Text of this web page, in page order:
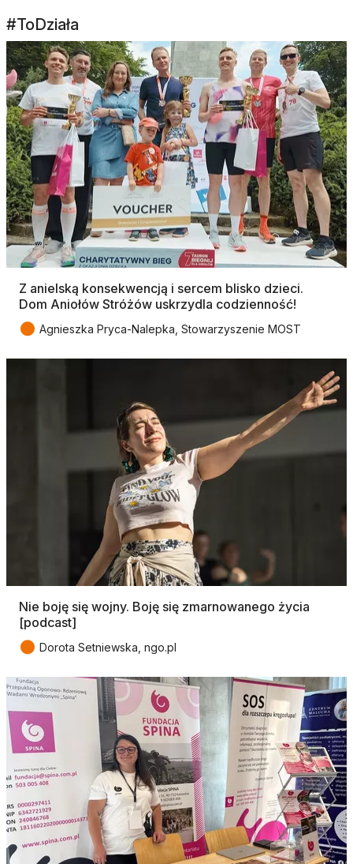
#ToDziała
Z anielską konsekwencją i sercem blisko dzieci.
Dom Aniołów Stróżów uskrzydla codzienność!
● Agnieszka Pryca-Nalepka, Stowarzyszenie MOST
Nie boję się wojny. Boję się zmarnowanego życia
[podcast]
● Dorota Setniewska, ngo.pl